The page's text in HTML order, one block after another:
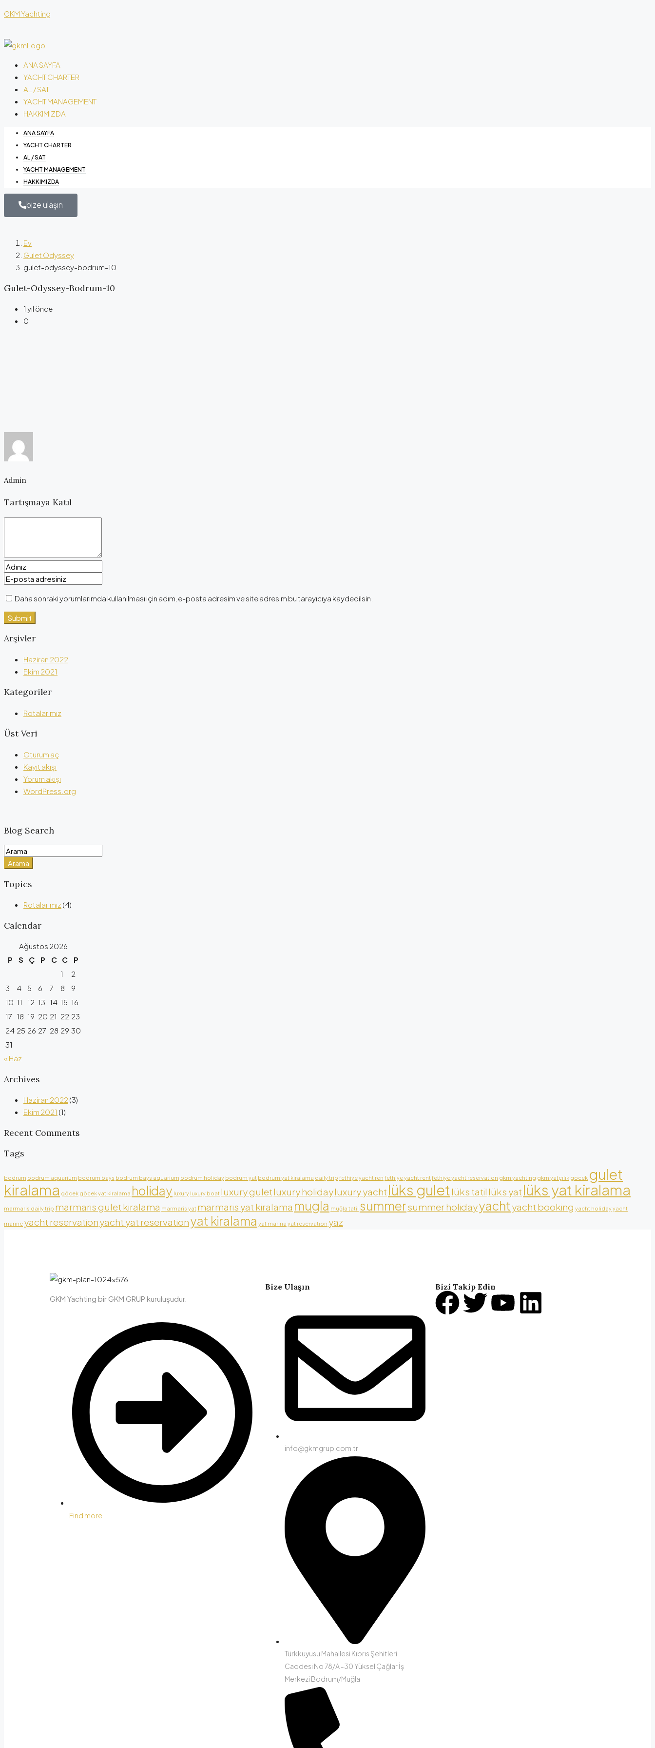
GKM Yachting
ANA SAYFA
YACHT CHARTER
AL / SAT
YACHT MANAGEMENT
HAKKIMIZDA
ANA SAYFA
YACHT CHARTER
AL / SAT
YACHT MANAGEMENT
HAKKIMIZDA
bize ulaşın
Ev
Gulet Odyssey
gulet-odyssey-bodrum-10
Gulet-Odyssey-Bodrum-10
1 yıl önce
0
Admin
Tartışmaya Katıl
Daha sonraki yorumlarımda kullanılması için adım, e-posta adresim ve site adresim bu tarayıcıya kaydedilsin.
Arşivler
Haziran 2022
Ekim 2021
Kategoriler
Rotalarımız
Üst Veri
Oturum aç
Kayıt akışı
Yorum akışı
WordPress.org
Blog Search
Arama
Topics
Rotalarımız (4)
Calendar
Ağustos 2026
P
S Ç P C C
P
1
2
3
4 5 6 7 8
9
10 11 12 13 14 15 16
17 18 19 20 21 22 23
24 25 26 27 28 29 30
31
« Haz
Archives
Haziran 2022 (3)
Ekim 2021 (1)
Recent Comments
Tags
bodrum bodrum aquarium bodrum bays bodrum bays aquarium bodrum holiday bodrum yat bodrum yat kiralama daily trip fethiye yacht ren fethiye yacht rent fethiye yacht reservation gkm yachting gkm yatçılık gocek gulet
kiralama göcek göcek yat kiralama holiday luxury luxury boat luxury guletluxury holidayluxury yacht lüks guletlüks tatil lüks yat lüks yat kiralama
marmaris daily trip marmaris gulet kiralama marmaris yat marmaris yat kiralama mugla muğla tatil summersummer holidayyacht yacht booking yacht holidayyacht
marine yacht reservationyacht yat reservationyat kiralama yat marina yat reservation yaz
GKM Yachting bir GKM GRUP kuruluşudur.
Find more
Bize Ulaşın
info@gkmgrup.com.tr
Türkkuyusu Mahallesi Kıbrıs Şehitleri
Caddesi No 78/A -30 Yüksel Çağlar İş
Merkezi Bodrum/Muğla
Bizi Takip Edin